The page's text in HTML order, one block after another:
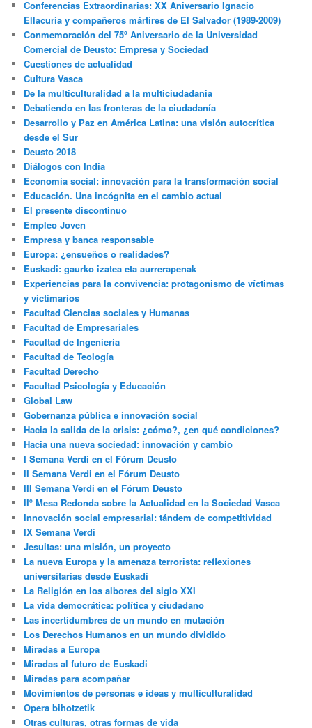
Conferencias Extraordinarias: XX Aniversario Ignacio
Ellacuria y compañeros mártires de El Salvador (1989-2009)
Conmemoración del 75º Aniversario de la Universidad
Comercial de Deusto: Empresa y Sociedad
Cuestiones de actualidad
Cultura Vasca
De la multiculturalidad a la multiciudadania
Debatiendo en las fronteras de la ciudadanía
Desarrollo y Paz en América Latina: una visión autocrítica
desde el Sur
Deusto 2018
Diálogos con India
Economía social: innovación para la transformación social
Educación. Una incógnita en el cambio actual
El presente discontinuo
Empleo Joven
Empresa y banca responsable
Europa: ¿ensueños o realidades?
Euskadi: gaurko izatea eta aurrerapenak
Experiencias para la convivencia: protagonismo de víctimas
y victimarios
Facultad Ciencias sociales y Humanas
Facultad de Empresariales
Facultad de Ingeniería
Facultad de Teología
Facultad Derecho
Facultad Psicología y Educación
Global Law
Gobernanza pública e innovación social
Hacia la salida de la crisis: ¿cómo?, ¿en qué condiciones?
Hacia una nueva sociedad: innovación y cambio
I Semana Verdi en el Fórum Deusto
II Semana Verdi en el Fórum Deusto
III Semana Verdi en el Fórum Deusto
IIº Mesa Redonda sobre la Actualidad en la Sociedad Vasca
Innovación social empresarial: tándem de competitividad
IX Semana Verdi
Jesuitas: una misión, un proyecto
La nueva Europa y la amenaza terrorista: reflexiones
universitarias desde Euskadi
La Religión en los albores del siglo XXI
La vida democrática: política y ciudadano
Las incertidumbres de un mundo en mutación
Los Derechos Humanos en un mundo dividido
Miradas a Europa
Miradas al futuro de Euskadi
Miradas para acompañar
Movimientos de personas e ideas y multiculturalidad
Opera bihotzetik
Otras culturas, otras formas de vida